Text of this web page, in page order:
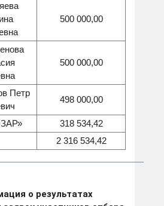
500 000,00
500 000,00
Петр
498 000,00
318 534,42
2 316 534,42
о результатах